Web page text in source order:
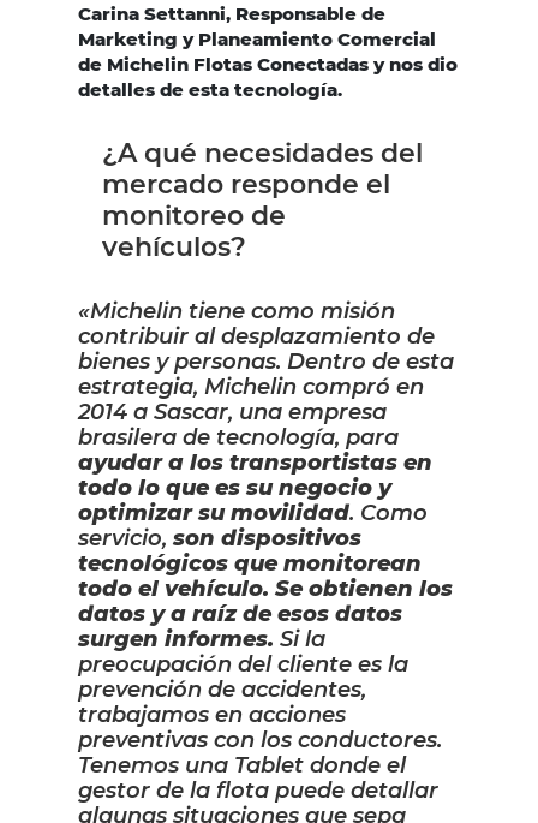
Carina Settanni, Responsable de
Marketing y Planeamiento Comercial
de Michelin Flotas Conectadas y nos dio
detalles de esta tecnología.
¿A qué necesidades del
mercado responde el
monitoreo de
vehículos?
«Michelin tiene como misión
contribuir al desplazamiento de
bienes y personas. Dentro de esta
estrategia, Michelin compró en
2014 a Sascar, una empresa
brasilera de tecnología, para
ayudar a los transportistas en
todo lo que es su negocio y
optimizar su movilidad. Como
servicio, son dispositivos
tecnológicos que monitorean
todo el vehículo. Se obtienen los
datos y a raíz de esos datos
surgen informes. Si la
preocupación del cliente es la
prevención de accidentes,
trabajamos en acciones
preventivas con los conductores.
Tenemos una Tablet donde el
gestor de la flota puede detallar
algunas situaciones que sepa